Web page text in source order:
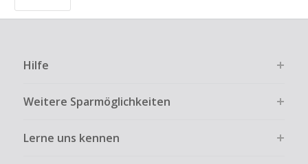
Hilfe
Weitere Sparmöglichkeiten
Lerne uns kennen